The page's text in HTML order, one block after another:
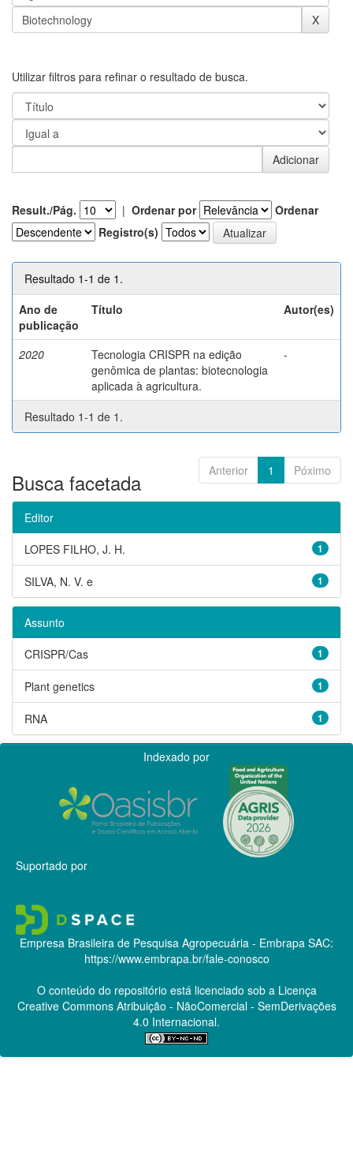
Utilizar filtros para refinar o resultado de busca.
Result./Pág. | Ordenar por
Ordenar
Registro(s)
Resultado 1-1 de 1.
Ano de
publicação
Título Autor(es)
2020
Tecnologia CRISPR na edição
genômica de plantas: biotecnologia
aplicada à agricultura.
-
Resultado 1-1 de 1.
Anterior 1 Póximo
Busca facetada
Editor
1
LOPES FILHO, J. H.
1
SILVA, N. V. e
Assunto
1
CRISPR/Cas
1
Plant genetics
1
RNA
Indexado por
Suportado por
Empresa Brasileira de Pesquisa Agropecuária - Embrapa SAC:
https://www.embrapa.br/fale-conosco
O conteúdo do repositório está licenciado sob a Licença
Creative CommonsAtribuição - NãoComercial - SemDerivações
4.0 Internacional.